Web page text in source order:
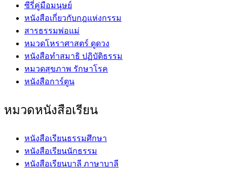
ซีรี่คู่มือมนุษย์
หนังสือเกี่ยวกับกฎแห่งกรรม
สารธรรมพ่อแม่
หมวดโหราศาสตร์ ดูดวง
หนังสือทำสมาธิ ปฏิบัติธรรม
หมวดสุขภาพ รักษาโรค
หนังสือการ์ตูน
หมวดหนังสือเรียน
หนังสือเรียนธรรมศึกษา
หนังสือเรียนนักธรรม
หนังสือเรียนบาลี ภาษาบาลี